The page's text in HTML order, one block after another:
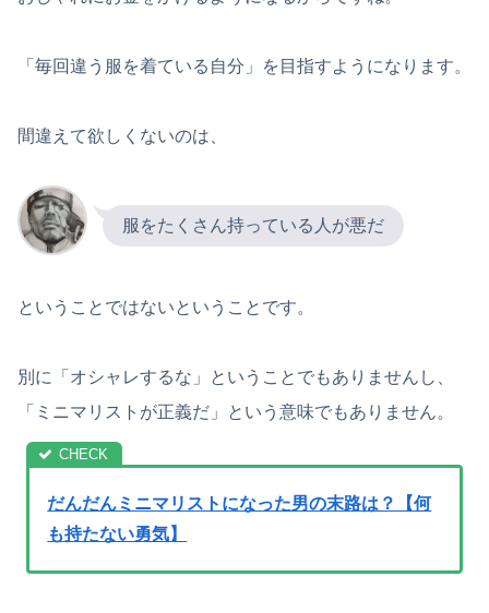
「毎回違う服を着ている自分」を目指すようになります。
間違えて欲しくないのは、
服をたくさん持っている人が悪だ
ということではないということです。
別に「オシャレするな」ということでもありませんし、
「ミニマリストが正義だ」という意味でもありません。
だんだんミニマリストになった男の末路は？【何
も持たない勇気】